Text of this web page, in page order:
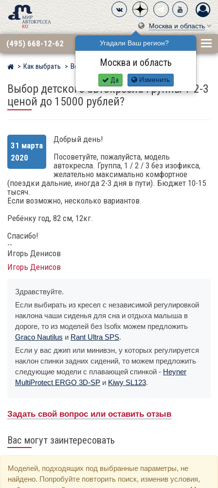
Москва и область
Угадали Ваш регион?
Москва и область
Да Изменить
(495) 668-12-62
Мир детских автокресел
Как выбрать Вопросы
Выбор детского автокресла группы 1-2-3
ценой до 15000 рублей?
31 марта
2020
Добрый день!
Посоветуйте, пожалуйста, модель
автокресла. Группа, 1 / 2 / 3 без изофикса,
желательно максимально комфортное
(поездки дальние, иногда 2-3 дня в пути). Бюджет 10-15
тысяч.
Если возможно, несколько вариантов.
Ребёнку год, 82 см, 12кг.
Спасибо!
--
Игорь Денисов
Игорь Денисов
Здравствуйте.
Если выбирать из кресел с независимой регулировкой
наклона чаши сиденья для сна и отдыха малыша в
дороге, то из моделей без Isofix можем предложить
Graco Nautilus и Rant Ultra SPS.
Если у вас джип или минивэн, у которых регулируется
наклон спинки задних сидений, то можем предложить
следующие модели с плавающей спинкой - Heyner
MultiProtect ERGO 3D-SP и Kiwy SL123.
Задать свой вопрос или оставить отзыв
Вас могут заинтересовать
Моделей, подходящих под выбранные параметры, не
найдено. Попробуйте повторить поиск, изменив условия,